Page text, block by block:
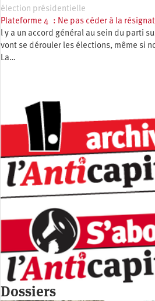
élection présidentielle
Plateforme 4 : Ne pas céder à la
l y a un accord général au sein du parti
vont se dérouler les élections, même si
La…
Dossiers